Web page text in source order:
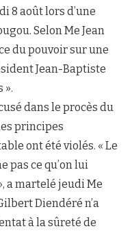
8 août lors d’une
Selon Me Jean
du pouvoir sur une
Jean-Baptiste
».
dans le procès du
principes
ont été violés. « Le
pas ce qu’on lui
a martelé jeudi Me
Diendéré n’a
à la sûreté de